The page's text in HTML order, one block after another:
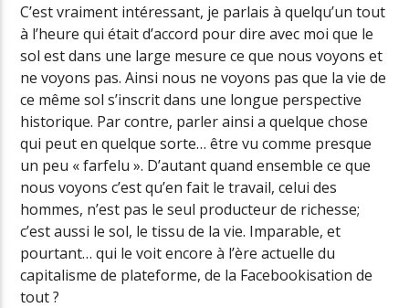
Radio Univers
C’est vraiment intéressant, je parlais à quelqu’un tout
à l’heure qui était d’accord pour dire avec moi que le
sol est dans une large mesure ce que nous voyons et
ne voyons pas. Ainsi nous ne voyons pas que la vie de
ce même sol s’inscrit dans une longue perspective
historique. Par contre, parler ainsi a quelque chose
qui peut en quelque sorte… être vu comme presque
un peu « farfelu ». D’autant quand ensemble ce que
nous voyons c’est qu’en fait le travail, celui des
hommes, n’est pas le seul producteur de richesse;
c’est aussi le sol, le tissu de la vie. Imparable, et
pourtant… qui le voit encore à l’ère actuelle du
capitalisme de plateforme, de la Facebookisation de
tout ?